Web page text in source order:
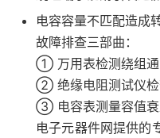
电容容量不匹配造成
故障排查三部曲：
① 万用表检测绕组
② 绝缘电阻测试仪检
③ 电容表测量容值衰
电子元器件网提供的